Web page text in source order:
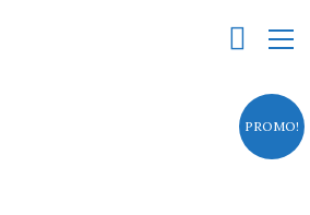
PROMO!